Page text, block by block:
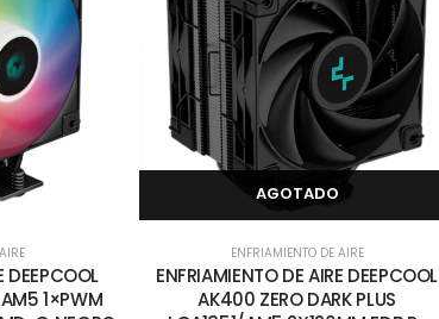
DEEPCOOL
1×PWM
AGOTADO
ENFRIAMIENTO DE AIRE
ENFRIAMIENTO DE AIRE DEEPCOOL
AK400 ZERO DARK PLUS